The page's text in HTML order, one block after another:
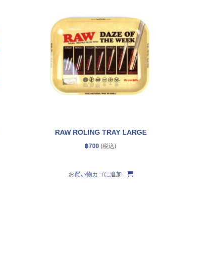
RAW ROLING TRAY LARGE
฿700
お買い物カゴに追加